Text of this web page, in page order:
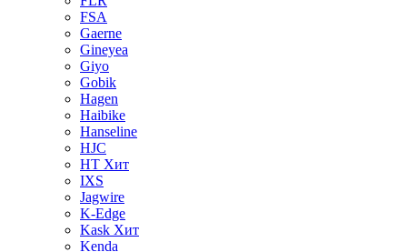
FSA
Gaerne
Gineyea
Giyo
Gobik
Hagen
Haibike
Hanseline
HJC
HT Хит
IXS
Jagwire
K-Edge
Kask Хит
Kenda